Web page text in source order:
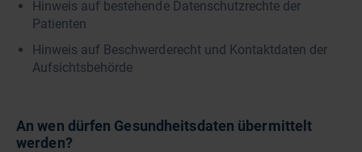
Hinweis auf bestehende Datenschutzrechte der
Patienten
Hinweis auf Beschwerderecht und Kontaktdaten der
Aufsichtsbehörde
An wen dürfen Gesundheitsdaten übermittelt
werden?